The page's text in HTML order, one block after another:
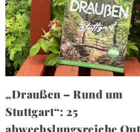
e
„Draußen – Rund um
Stuttgart“: 25